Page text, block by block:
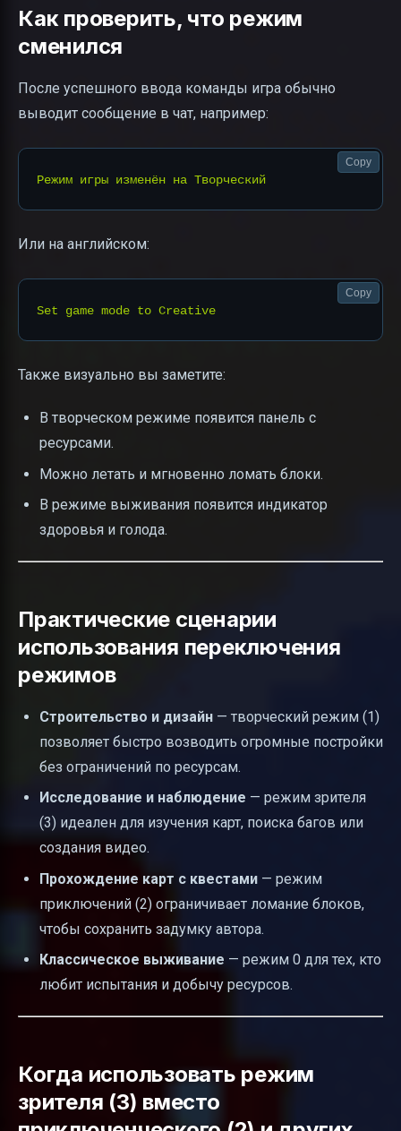
Как проверить, что режим
сменился
После успешного ввода команды игра обычно
выводит сообщение в чат, например:
Copy
Или на английском:
Copy
Также визуально вы заметите:
В творческом режиме появится панель с
ресурсами.
Можно летать и мгновенно ломать блоки.
В режиме выживания появится индикатор
здоровья и голода.
Практические сценарии
использования переключения
режимов
Строительство и дизайн — творческий режим (1)
позволяет быстро возводить огромные постройки
без ограничений по ресурсам.
Исследование и наблюдение — режим зрителя
(3) идеален для изучения карт, поиска багов или
создания видео.
Прохождение карт с квестами — режим
приключений (2) ограничивает ломание блоков,
чтобы сохранить задумку автора.
Классическое выживание — режим 0 для тех, кто
любит испытания и добычу ресурсов.
Когда использовать режим
зрителя (3) вместо